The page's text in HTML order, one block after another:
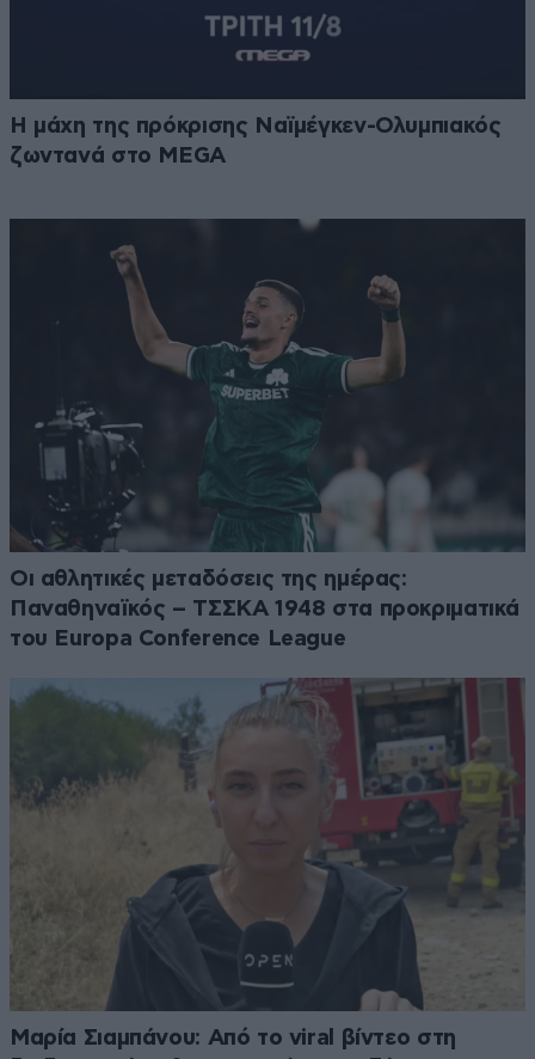
Η μάχη της πρόκρισης Ναϊμέγκεν-Ολυμπιακός
ζωντανά στο MEGA
Οι αθλητικές μεταδόσεις της ημέρας:
Παναθηναϊκός – ΤΣΣΚΑ 1948 στα προκριματικά
του Europa Conference League
Μαρία Σιαμπάνου: Από το viral βίντεο στη